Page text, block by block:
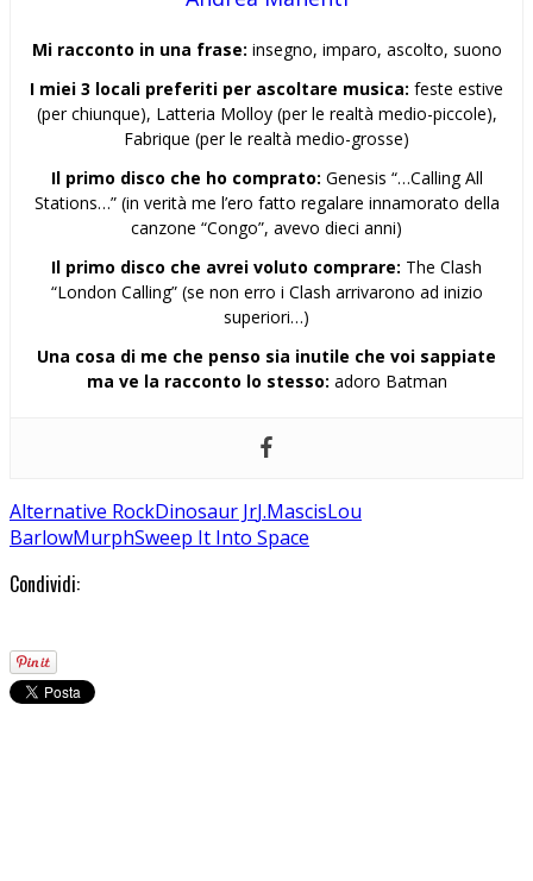
Mi racconto in una frase: insegno, imparo, ascolto, suono
I miei 3 locali preferiti per ascoltare musica: feste estive
(per chiunque), Latteria Molloy (per le realtà medio-piccole),
Fabrique (per le realtà medio-grosse)
Il primo disco che ho comprato: Genesis “…Calling All
Stations…” (in verità me l’ero fatto regalare innamorato della
canzone “Congo”, avevo dieci anni)
Il primo disco che avrei voluto comprare: The Clash
“London Calling” (se non erro i Clash arrivarono ad inizio
superiori…)
Una cosa di me che penso sia inutile che voi sappiate
ma ve la racconto lo stesso: adoro Batman
Alternative RockDinosaur JrJ.MascisLou
BarlowMurphSweep It Into Space
Condividi: